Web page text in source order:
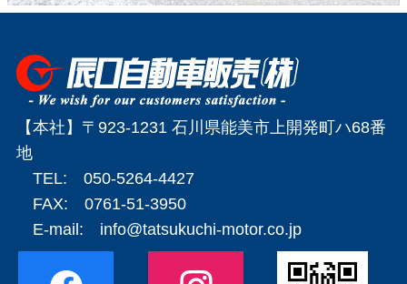
【本社】〒923-1231 石川県能美市上開発町ハ68番
地
TEL: 050-5264-4427
FAX: 0761-51-3950
E-mail: info@tatsukuchi-motor.co.jp